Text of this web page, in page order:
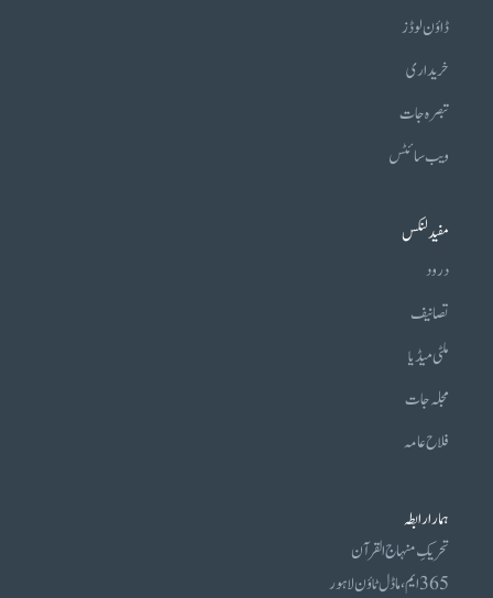
ڈاؤن لوڈز
خریداری
تبصرہ جات
ویب سائٹس
مفید لنکس
درود
تصانیف
ملٹی میڈیا
مجلہ جات
فلاح عامہ
ہمارا رابطہ
تحریکِ منہاج القرآن
365 ایم، ماڈل ٹاؤن لاہور